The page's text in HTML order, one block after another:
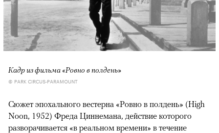
Кадр из фильма «Ровно в полдень»
© PARK CIRCUS-PARAMOUNT
Сюжет эпохального вестерна «Ровно в полдень» (High
Noon, 1952) Фреда Циннемана, действие которого
разворачивается «в реальном времени» в течение